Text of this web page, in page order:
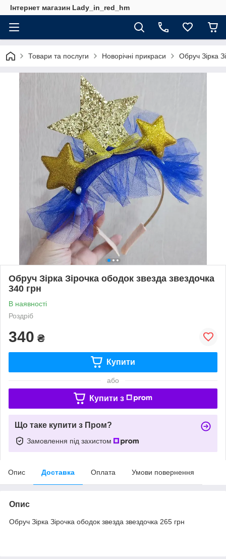
Інтернет магазин Lady_in_red_hm
Товари та послуги Новорічні прикраси Обруч Зірка
Обруч Зірка Зірочка ободок звезда звездочка
340 грн
В наявності
Роздріб
340 ₴
Купити
або
Купити з
Що таке купити з Пром?
Замовлення під захистом
Опис Доставка Оплата Умови повернення
Опис
Обруч Зірка Зірочка ободок звезда звездочка 265 грн